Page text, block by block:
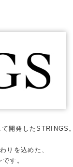
開発したSTRINGS。
りを込めた、
す。